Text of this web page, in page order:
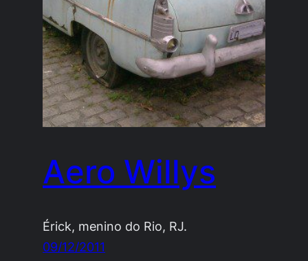
Aero Willys
Érick, menino do Rio, RJ.
09/12/2011